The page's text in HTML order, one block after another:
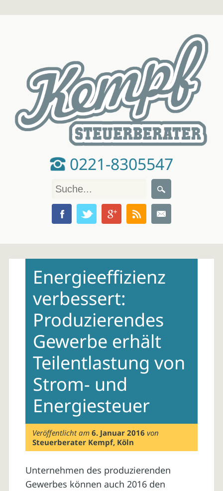
0221-8305547
contentEnergieeffizienz
verbessert:
Produzierendes
Gewerbe erhält
Teilentlastung von
Strom- und
Energiesteuer
Veröffentlicht am6. Januar 2016 von
Steuerberater Kempf, Köln
Unternehmen des produzierenden
Gewerbes können auch 2016 den